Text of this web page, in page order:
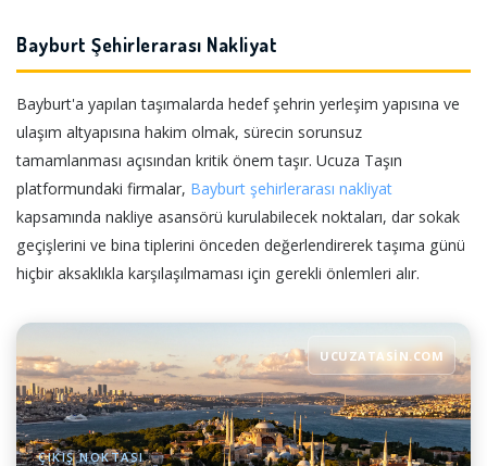
Bayburt Şehirlerarası Nakliyat
Bayburt'a yapılan taşımalarda hedef şehrin yerleşim yapısına ve
ulaşım altyapısına hakim olmak, sürecin sorunsuz
tamamlanması açısından kritik önem taşır. Ucuza Taşın
platformundaki firmalar, Bayburt şehirlerarası nakliyat
kapsamında nakliye asansörü kurulabilecek noktaları, dar sokak
geçişlerini ve bina tiplerini önceden değerlendirerek taşıma günü
hiçbir aksaklıkla karşılaşılmaması için gerekli önlemleri alır.
UCUZATASIN.COM
ÇIKIŞ NOKTASI